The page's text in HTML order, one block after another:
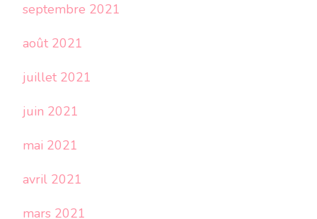
septembre 2021
août 2021
juillet 2021
juin 2021
mai 2021
avril 2021
mars 2021